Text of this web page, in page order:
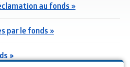
au fonds »
par le fonds »
»